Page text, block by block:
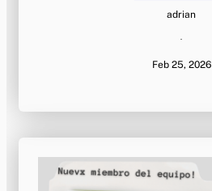
adrian
·
Feb 25, 2026